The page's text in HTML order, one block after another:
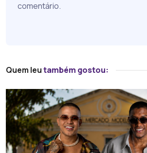
comentário.
Quem leutambém gostou: